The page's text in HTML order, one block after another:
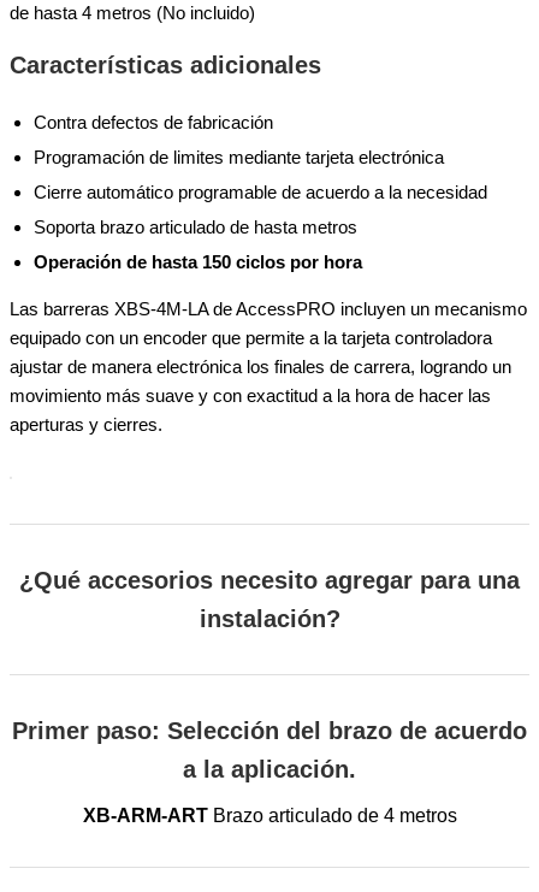
de hasta 4 metros (No incluido)
Características adicionales
Contra defectos de fabricación
Programación de limites mediante tarjeta electrónica
Cierre automático programable de acuerdo a la necesidad
Soporta brazo articulado de hasta metros
Operación de hasta 150 ciclos por hora
Las barreras XBS-4M-LA de AccessPRO incluyen un mecanismo
equipado con un encoder que permite a la tarjeta controladora
ajustar de manera electrónica los finales de carrera, logrando un
movimiento más suave y con exactitud a la hora de hacer las
aperturas y cierres.
¿Qué accesorios necesito agregar para una
instalación?
Primer paso: Selección del brazo de acuerdo
a la aplicación.
XB-ARM-ARTBrazo articulado de 4 metros